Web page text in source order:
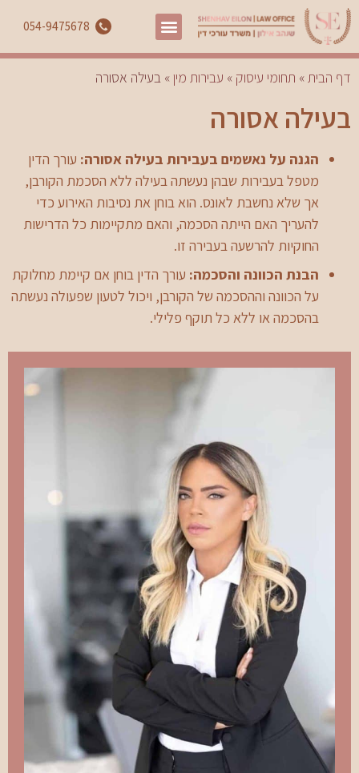
054-9475678
דף הבית» תחומי עיסוק » עבירות מין» בעילה אסורה
בעילה אסורה
הגנה על נאשמים בעבירות בעילה אסורה: עורך הדין
מטפל בעבירות שבהן נעשתה בעילה ללא הסכמת הקורבן,
אך שלא נחשבת לאונס. הוא בוחן את נסיבות האירוע כדי
להעריך האם הייתה הסכמה, והאם מתקיימות כל הדרישות
החוקיות להרשעה בעבירה זו.
הבנת הכוונה והסכמה: עורך הדין בוחן אם קיימת מחלוקת
על הכוונה וההסכמה של הקורבן, ויכול לטעון שפעולה נעשתה
בהסכמה או ללא כל תוקף פלילי.